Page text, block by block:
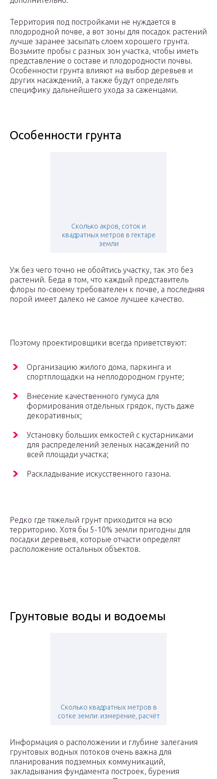
Территория под постройками не нуждается в
плодородной почве, а вот зоны для посадок растений
лучше заранее засыпать слоем хорошего грунта.
Возьмите пробы с разных зон участка, чтобы иметь
представление о составе и плодородности почвы.
Особенности грунта влияют на выбор деревьев и
других насаждений, а также будут определять
специфику дальнейшего ухода за саженцами.
Особенности грунта
Сколько акров, соток и
квадратных метров в гектаре
земли
Уж без чего точно не обойтись участку, так это без
растений. Беда в том, что каждый представитель
флоры по-своему требователен к почве, а последняя
порой имеет далеко не самое лучшее качество.
Поэтому проектировщики всегда приветствуют:
Организацию жилого дома, паркинга и
спортплощадки на неплодородном грунте;
Внесение качественного гумуса для
формирования отдельных грядок, пусть даже
декоративных;
Установку больших емкостей с кустарниками
для распределений зеленых насаждений по
всей площади участка;
Раскладывание искусственного газона.
Редко где тяжелый грунт приходится на всю
территорию. Хотя бы 5-10% земли пригодны для
посадки деревьев, которые отчасти определят
расположение остальных объектов.
Грунтовые воды и водоемы
Сколько квадратных метров в
сотке земли: измерение, расчёт
Информация о расположении и глубине залегания
грунтовых водных потоков очень важна для
планирования подземных коммуникаций,
закладывания фундамента построек, бурения